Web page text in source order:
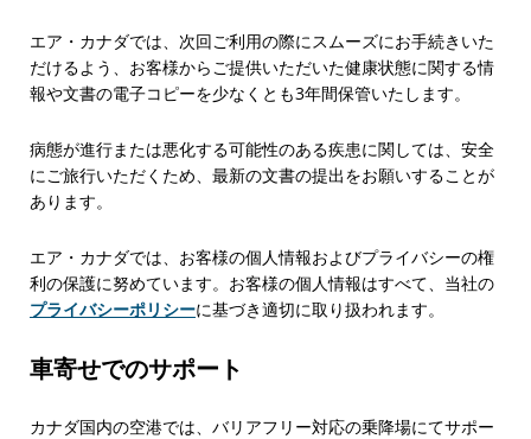
エア・カナダでは、次回ご利用の際にスムーズにお手続きいた
だけるよう、お客様からご提供いただいた健康状態に関する情
報や文書の電子コピーを少なくとも3年間保管いたします。
病態が進行または悪化する可能性のある疾患に関しては、安全
にご旅行いただくため、最新の文書の提出をお願いすることが
あります。
エア・カナダでは、お客様の個人情報およびプライバシーの権
利の保護に努めています。お客様の個人情報はすべて、当社の
プライバシーポリシーに基づき適切に取り扱われます。
車寄せでのサポート
カナダ国内の空港では、バリアフリー対応の乗降場にてサポー